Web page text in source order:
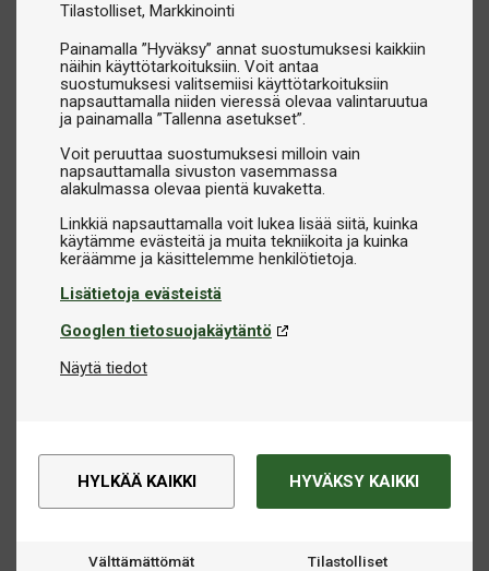
Tilastolliset Markkinointi
Painamalla ”Hyväksy” annat suostumuksesi kaikkiin
näihin käyttötarkoituksiin. Voit antaa
suostumuksesi valitsemiisi käyttötarkoituksiin
napsauttamalla niiden vieressä olevaa valintaruutua
ja painamalla ”Tallenna asetukset”.
Voit peruuttaa suostumuksesi milloin vain
napsauttamalla sivuston vasemmassa
alakulmassa olevaa pientä kuvaketta.
Linkkiä napsauttamalla voit lukea lisää siitä, kuinka
käytämme evästeitä ja muita tekniikoita ja kuinka
Lisätietoja evästeistä
Googlen tietosuojakäytäntö
Näytä tiedot
HYLKÄÄ KAIKKI HYVÄKSY KAIKKI
Välttämättömät Tilastolliset